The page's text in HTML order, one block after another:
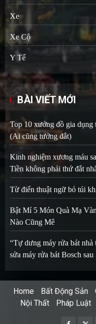
Xe
Xe Cộ
Y Tế
BÀI VIẾT MỚI
Top 10 xưởng đồ gia dụng
(Ai cũng tưởng đắt)
Kinh nghiệm xương máu
Tiền không phải thứ đắt
Từ điển thuật ngữ bỏ túi
Bật Mí 5 Món Quà Mạ
Nào Cũng Mê
“Tự dưng máy rửa bát
sửa máy rửa bát Bosch
Home Bất Động Sản
Nội Thất
Pháp Luật